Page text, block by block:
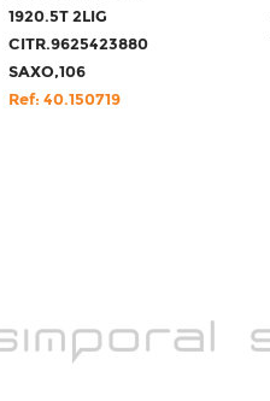
1920.5T 2LIG
CITR.9625423880
SAXO,106
Ref: 40.150719